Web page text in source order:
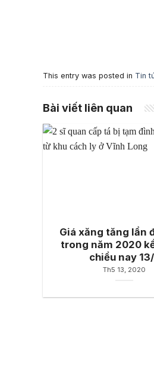
This entry was posted in Tin
Bài viết liên quan
Giá xăng tăng lần
trong năm 2020
chiều nay
Th5 13, 2020